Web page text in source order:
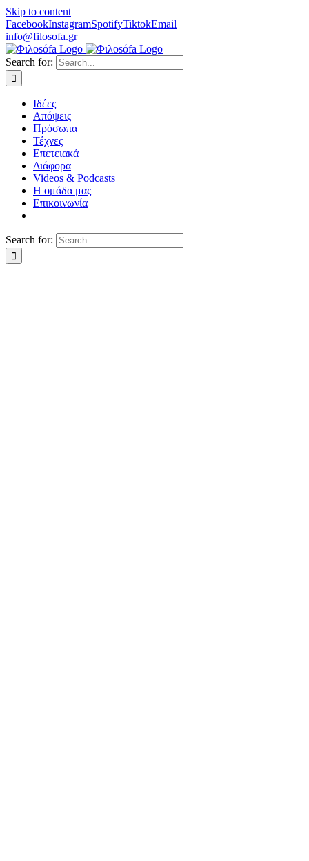
Skip to content
FacebookInstagramSpotifyTiktokEmail
info@filosofa.gr
Search for:
Ιδέες
Απόψεις
Πρόσωπα
Τέχνες
Επετειακά
Διάφορα
Videos & Podcasts
Η ομάδα μας
Επικοινωνία
Search for: